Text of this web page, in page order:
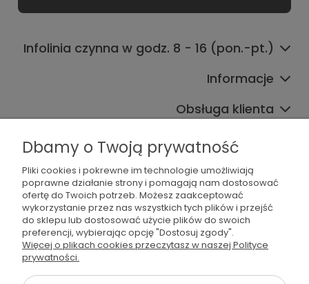
Infolinia czynna w godz. 8 - 16 (pon.-pt.)
Informacje
Obsługa klienta
Współpraca
536 042 061
Dbamy o Twoją prywatność
Pliki cookies i pokrewne im technologie umożliwiają
poprawne działanie strony i pomagają nam dostosować
ofertę do Twoich potrzeb. Możesz zaakceptować
wykorzystanie przez nas wszystkich tych plików i przejść
do sklepu lub dostosować użycie plików do swoich
preferencji, wybierając opcję "Dostosuj zgody".
Więcej o plikach cookies przeczytasz w naszej Polityce
prywatności.